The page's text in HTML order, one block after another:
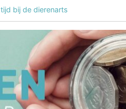
bij de dierenarts